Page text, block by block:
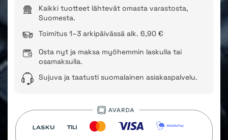
Kaikki tuotteet lähtevät omasta varastosta,
Suomesta.
Toimitus 1–3 arkipäivässä alk. 6,90 €
Osta nyt ja maksa myöhemmin laskulla tai
osamaksulla.
Sujuva ja taatusti suomalainen asiakaspalvelu.